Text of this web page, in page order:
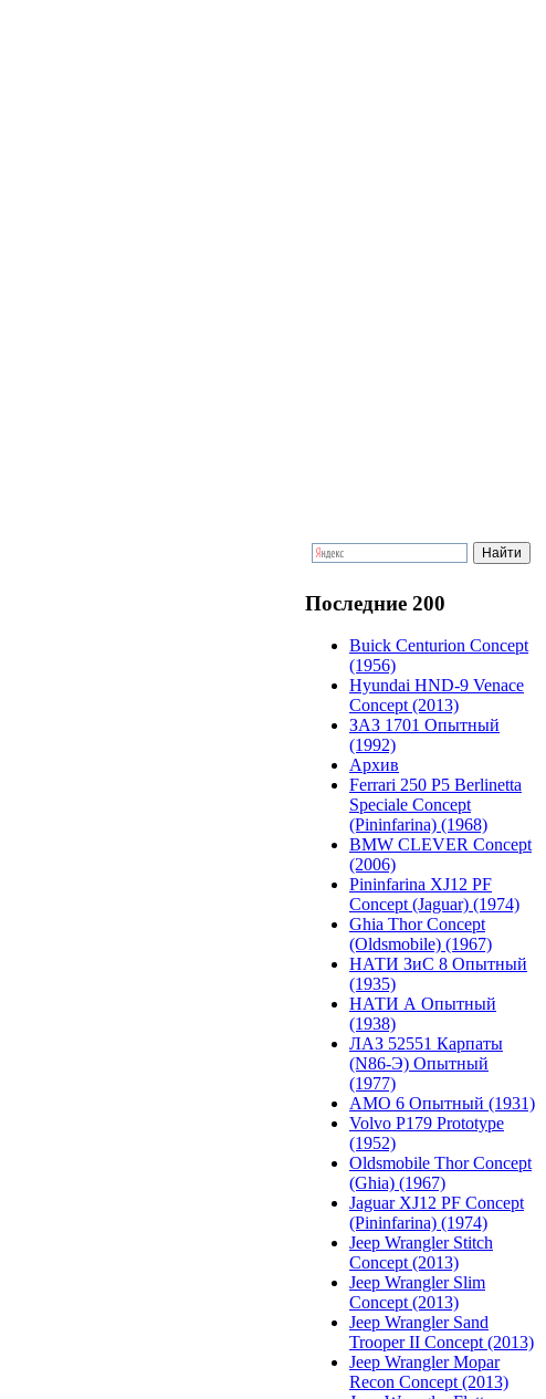
Последние 200
Buick Centurion Concept
(1956)
Hyundai HND-9 Venace
Concept (2013)
ЗАЗ 1701 Опытный
(1992)
Архив
Ferrari 250 P5 Berlinetta
Speciale Concept
(Pininfarina) (1968)
BMW CLEVER Concept
(2006)
Pininfarina XJ12 PF
Concept (Jaguar) (1974)
Ghia Thor Concept
(Oldsmobile) (1967)
НАТИ ЗиС 8 Опытный
(1935)
НАТИ А Опытный
(1938)
ЛАЗ 52551 Карпаты
(N86-Э) Опытный
(1977)
АМО 6 Опытный (1931)
Volvo P179 Prototype
(1952)
Oldsmobile Thor Concept
(Ghia) (1967)
Jaguar XJ12 PF Concept
(Pininfarina) (1974)
Jeep Wrangler Stitch
Concept (2013)
Jeep Wrangler Slim
Concept (2013)
Jeep Wrangler Sand
Trooper II Concept (2013)
Jeep Wrangler Mopar
Recon Concept (2013)